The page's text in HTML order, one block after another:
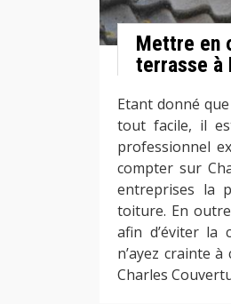
Mettre en
terrasse à
Etant donné
tout facile, il
professionnel
compter sur
entreprises la
toiture. En
afin d’éviter la
n’ayez crainte
Charles